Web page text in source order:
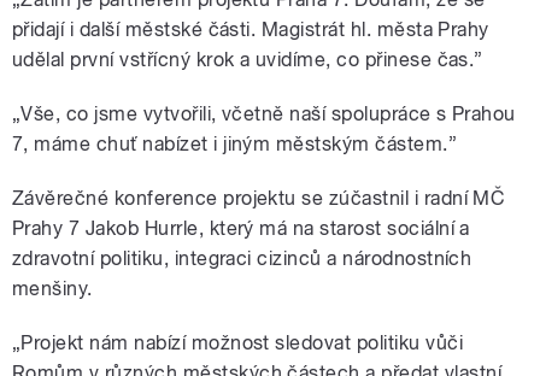
přidají i další městské části. Magistrát hl. města Prahy
udělal první vstřícný krok a uvidíme, co přinese čas.”
„Vše, co jsme vytvořili, včetně naší spolupráce s Prahou
7, máme chuť nabízet i jiným městským částem.”
Závěrečné konference projektu se zúčastnil i radní MČ
Prahy 7 Jakob Hurrle, který má na starost sociální a
zdravotní politiku, integraci cizinců a národnostních
menšiny.
„Projekt nám nabízí možnost sledovat politiku vůči